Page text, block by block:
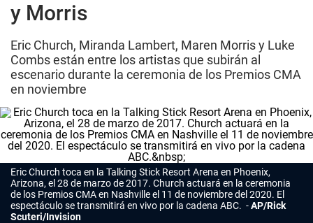
y Morris
Eric Church, Miranda Lambert, Maren Morris y Luke
Combs están entre los artistas que subirán al
escenario durante la ceremonia de los Premios CMA
en noviembre
Eric Church toca en la Talking Stick Resort Arena en Phoenix,
Arizona, el 28 de marzo de 2017. Church actuará en la ceremonia
de los Premios CMA en Nashville el 11 de noviembre del 2020. El
espectáculo se transmitirá en vivo por la cadena ABC.
AP/Rick
Scuteri/Invision